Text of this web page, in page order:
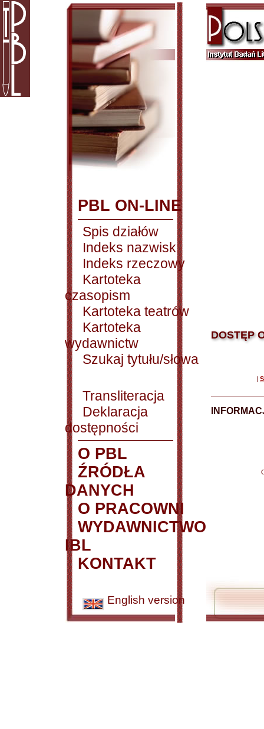
PBL ON-LINE
Spis działów
Indeks nazwisk
Indeks rzeczowy
Kartoteka
czasopism
Kartoteka teatrów
Kartoteka
wydawnictw
Szukaj tytułu/słowa
Transliteracja
Deklaracja
dostępności
O PBL
ŹRÓDŁA
DANYCH
O PRACOWNI
WYDAWNICTWO
IBL
KONTAKT
English version
DOSTĘP
|